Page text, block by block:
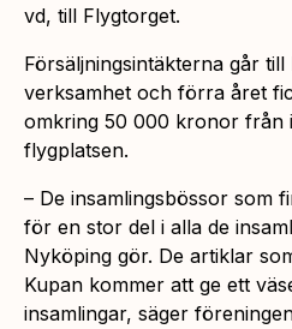
vd, till Flygtorget.
Försäljningsintäkterna går till
verksamhet och förra året
omkring 50 000 kronor från
flygplatsen.
– De insamlingsbössor som
för en stor del i alla de
Nyköping gör. De artiklar
Kupan kommer att ge ett
insamlingar, säger